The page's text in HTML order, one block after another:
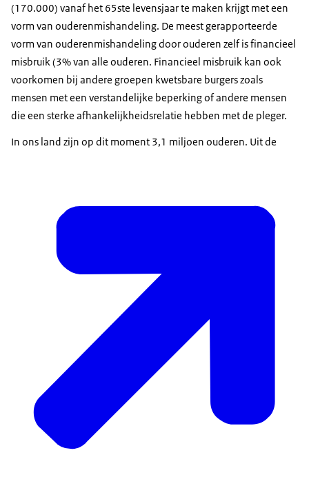
(170.000) vanaf het 65ste levensjaar te maken krijgt met een
vorm van ouderenmishandeling. De meest gerapporteerde
vorm van ouderenmishandeling door ouderen zelf is financieel
misbruik (3% van alle ouderen. Financieel misbruik kan ook
voorkomen bij andere groepen kwetsbare burgers zoals
mensen met een verstandelijke beperking of andere mensen
die een sterke afhankelijkheidsrelatie hebben met de pleger.
In ons land zijn op dit moment 3,1 miljoen ouderen. Uit de